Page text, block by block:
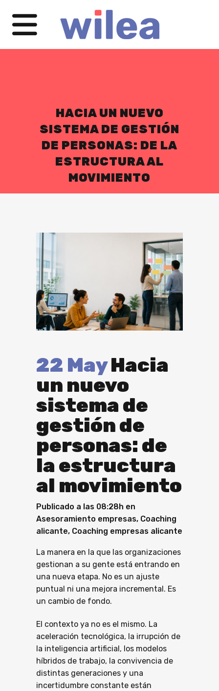
HACIA UN NUEVO
SISTEMA DE GESTIÓN
DE PERSONAS: DE LA
ESTRUCTURA AL
MOVIMIENTO
22 MayHacia
un nuevo
sistema de
gestión de
personas: de
la estructura
al movimiento
Publicado a las 08:28h en
Asesoramiento empresas, Coaching
alicante, Coaching empresas alicante
La manera en la que las organizaciones
gestionan a su gente está entrando en
una nueva etapa. No es un ajuste
puntual ni una mejora incremental. Es
un cambio de fondo.
El contexto ya no es el mismo. La
aceleración tecnológica, la irrupción de
la inteligencia artificial, los modelos
híbridos de trabajo, la convivencia de
distintas generaciones y una
incertidumbre constante están